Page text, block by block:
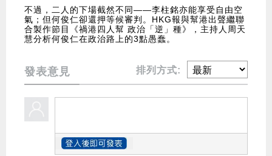
不過，二人的下場截然不同——李柱銘亦能享受自由空
氣；但何俊仁卻還押等候審判。HKG報與幫港出聲繼聯
合製作節目《禍港四人幫 政治「逆」種》，主持人周天
慧分析何俊仁在政治路上的3點愚蠢。
發表意見 排列方式: